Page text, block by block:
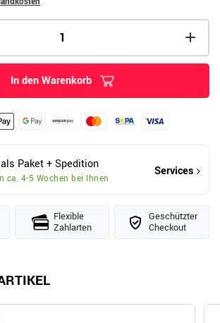
In den Warenkorb
Paket + Spedition
ca. 4-5 Wochen bei Ihnen
Services
Flexible
Zahlarten
Geschützter
Checkout